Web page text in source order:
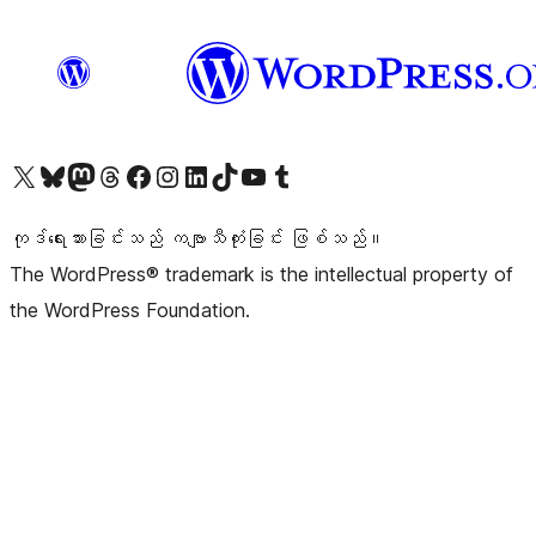
ကျွန်ုပ်တို့၏ X (ယခင် Twitter) အကောင့်သို့ သွားရောက်ကြည့်ရှုပါကျွန်ုပ်တို့၏ Bluesky အကောင့်သို့ ဝင်ရောက်ကြည့်ရှုရန်
ကျွန်ုပ်တို့၏ Mastodon အကောင့်သို့ သွားရောက်ကြည့်ရှုပါကျွန်ုပ်တို့၏ Threads အကောင့်သို့ ဝင်ရောက်ကြည့်ရှုရန်
ကျွန်ုပ်တို့၏ Facebook စာမျက်နှာသို့ သွားရောက်ကြည့်ရှုပါကျွန်ုပ်တို့၏ Instagram အကောင့်သို့ သွားရောက်ကြည့်ရှုပါ ကျွန်ုပ်တို့၏ LinkedIn အကောင့်သို့ သွားရောက်ကြည့်ရှုပါကျွန်ုပ်တို့၏ TikTok အကောင့်သို့ ဝင်ရောက်ကြည့်ရှုရန်
ကျွန်ုပ်တို့၏ YouTube ချန်နယ်သို့ သွားရောက်ကြည့်ရှုပါ ကျွန်ုပ်တို့၏ Tumblr အကောင့်သို့ ဝင်ရောက်ကြည့်ရှုရန်
ကုဒ်ရေးသားခြင်းသည် ကဗျာသီကုံးခြင်း ဖြစ်သည်။
The WordPress® trademark is the intellectual property of
the WordPress Foundation.